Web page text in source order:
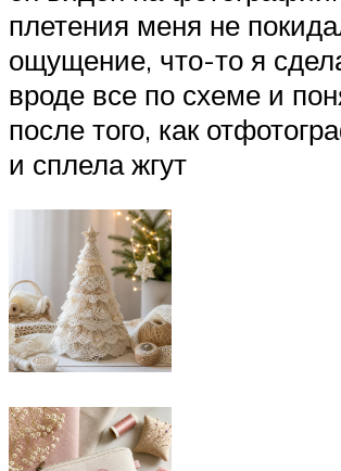
плетения меня не
ощущение, что-то я
вроде все по схеме и
после того, как
и сплела жгут